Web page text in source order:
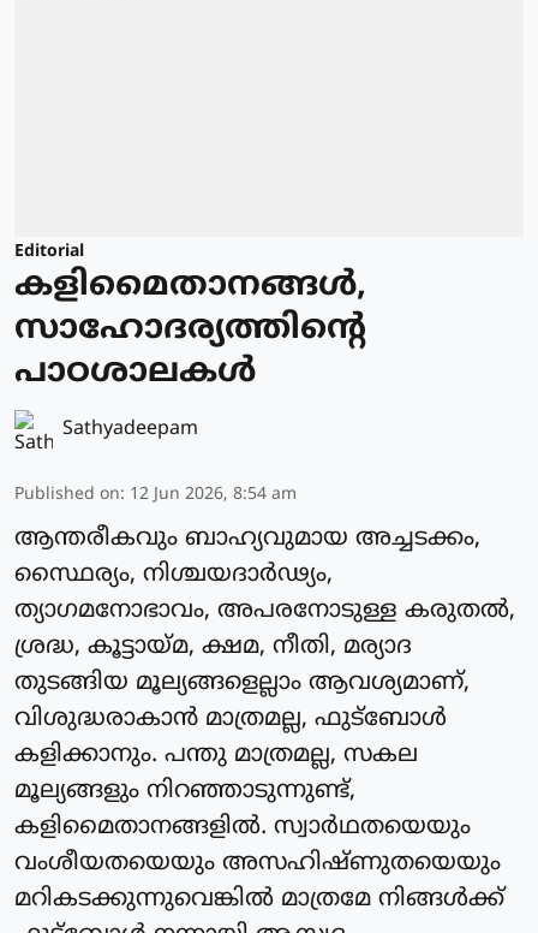
Editorial
കളിമൈതാനങ്ങള്‍,
സാഹോദര്യത്തിന്റെ
പാഠശാലകള്‍
Sathyadeepam
Published on: 12 Jun 2026, 8:54 am
ആന്തരീകവും ബാഹ്യവുമായ അച്ചടക്കം,
സ്ഥൈര്യം, നിശ്ചയദാര്‍ഢ്യം,
ത്യാഗമനോഭാവം, അപരനോടുള്ള കരുതല്‍,
ശ്രദ്ധ, കൂട്ടായ്മ, ക്ഷമ, നീതി, മര്യാദ
തുടങ്ങിയ മൂല്യങ്ങളെല്ലാം ആവശ്യമാണ്,
വിശുദ്ധരാകാന്‍ മാത്രമല്ല, ഫുട്‌ബോള്‍
കളിക്കാനും. പന്തു മാത്രമല്ല, സകല
മൂല്യങ്ങളും നിറഞ്ഞാടുന്നുണ്ട്,
കളിമൈതാനങ്ങളില്‍. സ്വാര്‍ഥതയെയും
വംശീയതയെയും അസഹിഷ്ണുതയെയും
മറികടക്കുന്നുവെങ്കില്‍ മാത്രമേ നിങ്ങള്‍ക്ക്